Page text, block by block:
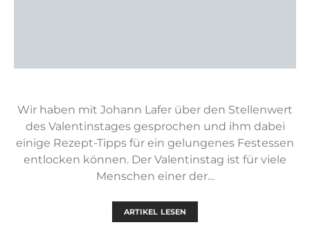
Wir haben mit Johann Lafer über den Stellenwert
des Valentinstages gesprochen und ihm dabei
einige Rezept-Tipps für ein gelungenes Festessen
entlocken können. Der Valentinstag ist für viele
Menschen einer der…
ARTIKEL LESEN